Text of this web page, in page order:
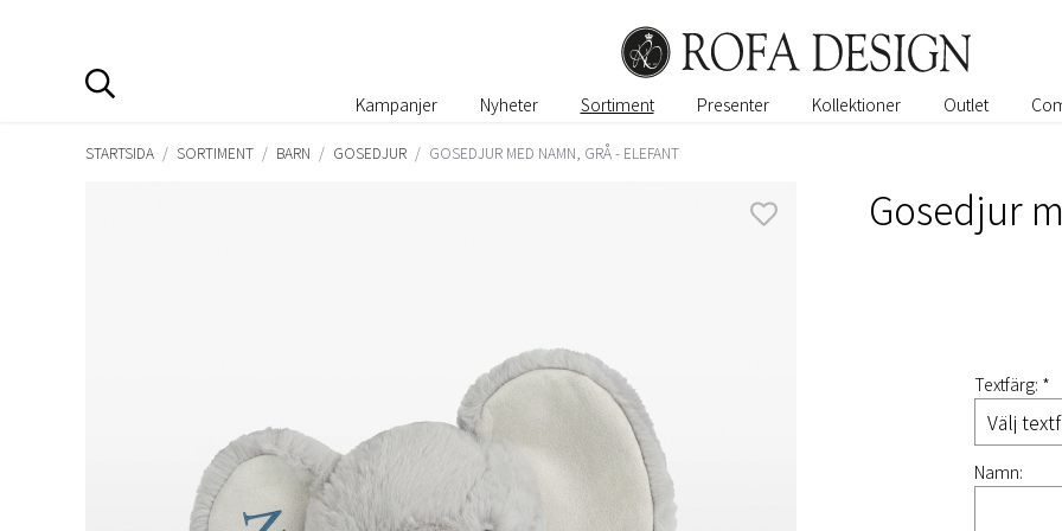
Kampanjer Nyheter Sortiment Presenter Kollektioner Outlet
STARTSIDA / SORTIMENT / BARN / GOSEDJUR / GOSEDJUR MED NAMN, GRÅ - ELEFANT
Gosedjur
Textfärg: *
Namn: